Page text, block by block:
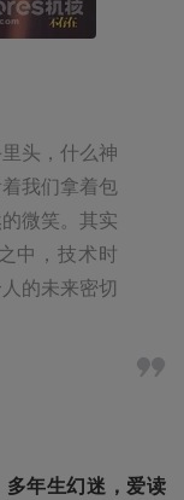
头，什么神
我们拿着包
微笑。其实
中，技术时
的未来密切
年生幻迷，爱读